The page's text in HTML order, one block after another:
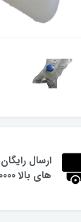
ارسال
های بالا 1500000 تومان